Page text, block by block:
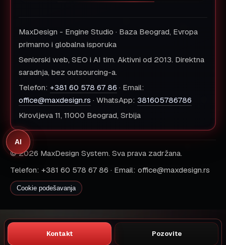
Kontakt Pozovite
MaxDesign - Engine Studio · Baza Beograd, Evropa
primarno i globalna isporuka
Seniorski web, SEO i AI tim. Aktivni od 2013. Direktna
saradnja, bez outsourcing-a.
Telefon: +381 60 578 67 86 · Email:
office@maxdesign.rs · WhatsApp: 381605786786
Kirovljeva 11, 11000 Beograd, Srbija
© 2026 MaxDesign System. Sva prava zadržana.
Telefon: +381 60 578 67 86 · Email: office@maxdesign.rs
Cookie podešavanja
AI